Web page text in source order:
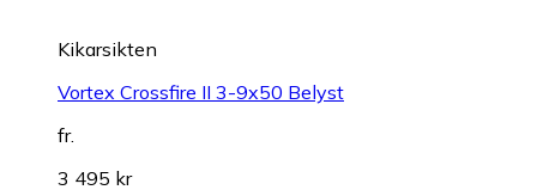
Kikarsikten
Vortex Crossfire II 3-9x50 Belyst
fr.
3 495 kr